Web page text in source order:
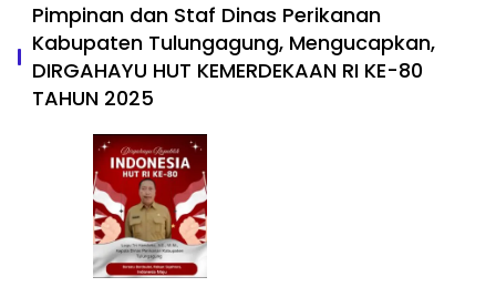
Pimpinan dan Staf Dinas Perikanan
Kabupaten Tulungagung, Mengucapkan,
DIRGAHAYU HUT KEMERDEKAAN RI KE-80
TAHUN 2025